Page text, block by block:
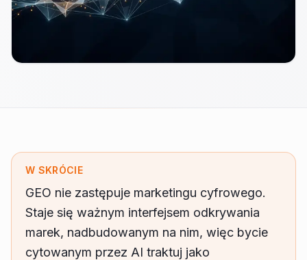
W SKRÓCIE
GEO nie zastępuje marketingu cyfrowego.
Staje się ważnym interfejsem odkrywania
marek, nadbudowanym na nim, więc bycie
cytowanym przez AI traktuj jako